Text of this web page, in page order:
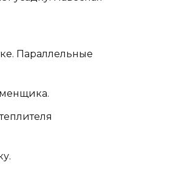
Параллельные